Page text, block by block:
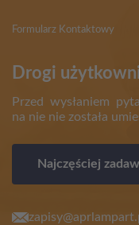
Formularz Kontaktowy
Drogi
Przed wysłaniem
na nie nie została
Najczęściej